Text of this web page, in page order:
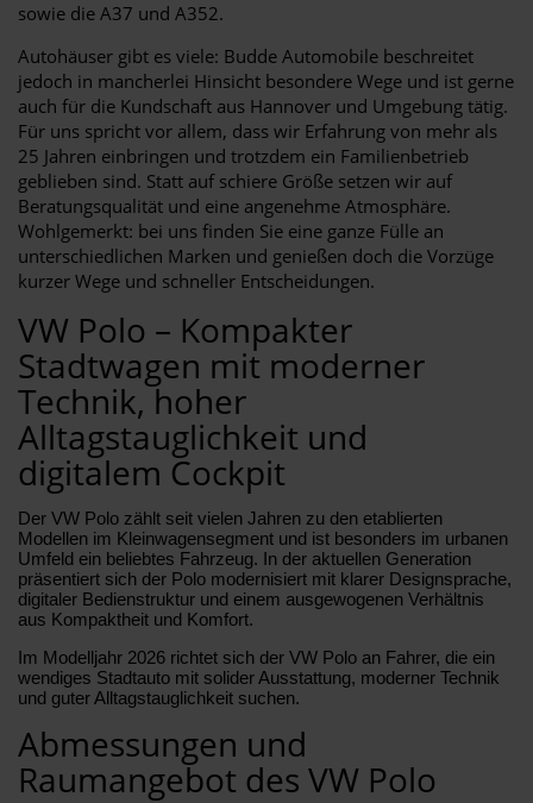
sowie die A37 und A352.
Autohäuser gibt es viele: Budde Automobile beschreitet
jedoch in mancherlei Hinsicht besondere Wege und ist gerne
auch für die Kundschaft aus Hannover und Umgebung tätig.
Für uns spricht vor allem, dass wir Erfahrung von mehr als
25 Jahren einbringen und trotzdem ein Familienbetrieb
geblieben sind. Statt auf schiere Größe setzen wir auf
Beratungsqualität und eine angenehme Atmosphäre.
Wohlgemerkt: bei uns finden Sie eine ganze Fülle an
unterschiedlichen Marken und genießen doch die Vorzüge
kurzer Wege und schneller Entscheidungen.
VW Polo – Kompakter
Stadtwagen mit moderner
Technik, hoher
Alltagstauglichkeit und
digitalem Cockpit
Der VW Polo zählt seit vielen Jahren zu den etablierten
Modellen im Kleinwagensegment und ist besonders im urbanen
Umfeld ein beliebtes Fahrzeug. In der aktuellen Generation
präsentiert sich der Polo modernisiert mit klarer Designsprache,
digitaler Bedienstruktur und einem ausgewogenen Verhältnis
aus Kompaktheit und Komfort.
Im Modelljahr 2026 richtet sich der VW Polo an Fahrer, die ein
wendiges Stadtauto mit solider Ausstattung, moderner Technik
und guter Alltagstauglichkeit suchen.
Abmessungen und
Raumangebot des VW Polo